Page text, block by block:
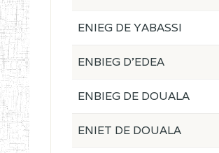
ENIEG DE YABASSI
ENBIEG D'EDEA
ENBIEG DE DOUALA
ENIET DE DOUALA